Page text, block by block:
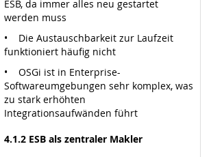
ESB, da immer alles neu gestartet
werden muss
• Die Austauschbarkeit zur Laufzeit
funktioniert häufig nicht
• OSGi ist in Enterprise-
Softwareumgebungen sehr komplex, was
zu stark erhöhten
Integrationsaufwänden führt
4.1.2 ESB als zentraler Makler